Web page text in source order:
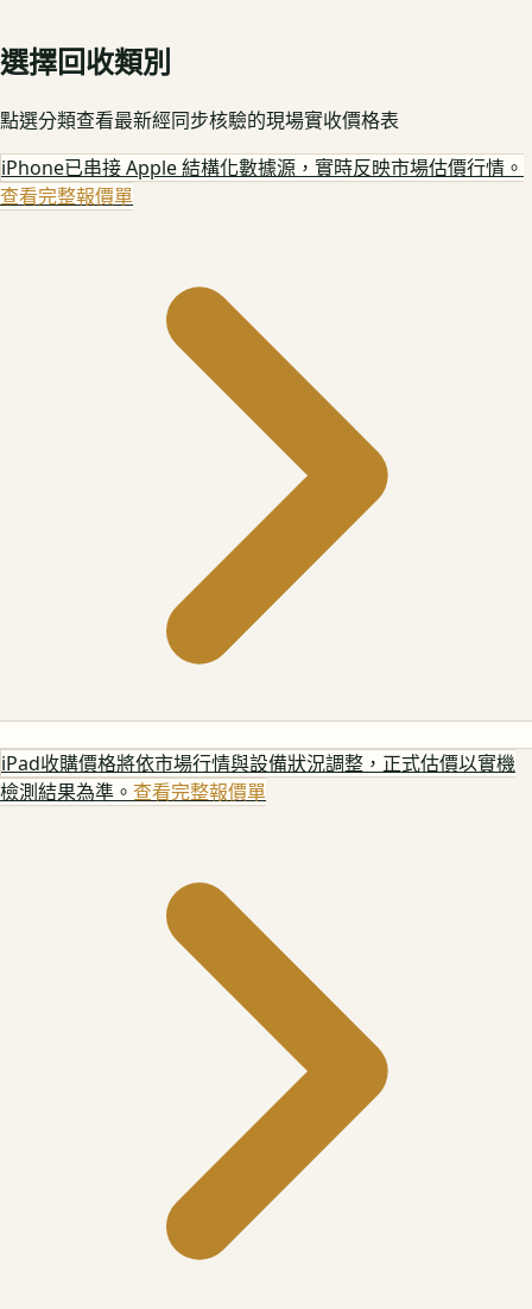
選擇回收類別
點選分類查看最新經同步核驗的現場實收價格表
iPhone已串接 Apple 結構化數據源，實時反映市場估價行情。
查看完整報價單
iPad收購價格將依市場行情與設備狀況調整，正式估價以實機
檢測結果為準。 查看完整報價單